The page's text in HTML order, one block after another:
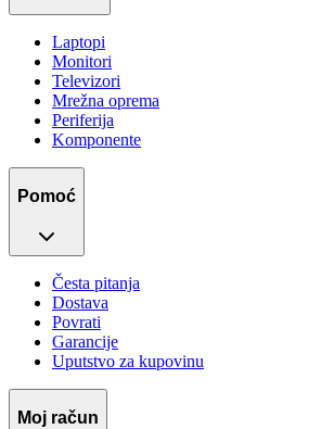
Laptopi
Monitori
Televizori
Mrežna oprema
Periferija
Komponente
Pomoć
Česta pitanja
Dostava
Povrati
Garancije
Uputstvo za kupovinu
Moj račun